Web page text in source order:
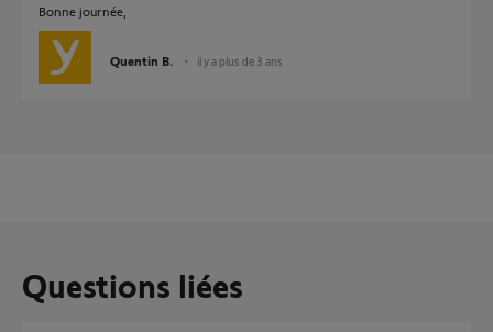
Bonne journée,
Quentin B. il y a plus de 3 ans
Questions liées